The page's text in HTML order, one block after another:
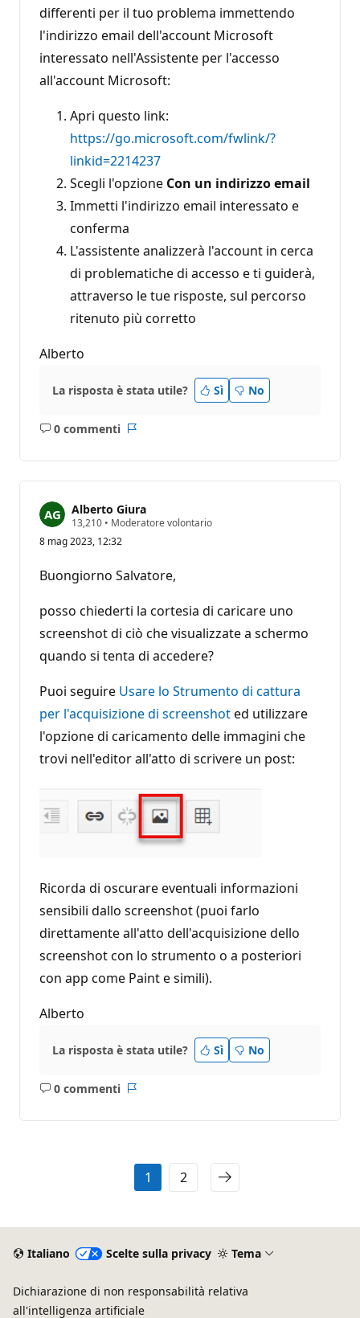
differenti per il tuo problema immettendo
l'indirizzo email dell'account Microsoft
interessato nell'Assistente per l'accesso
all'account Microsoft:
Apri questo link:
https://go.microsoft.com/fwlink/?
linkid=2214237
Scegli l'opzione Con un indirizzo email
Immetti l'indirizzo email interessato e
conferma
L'assistente analizzerà l'account in cerca
di problematiche di accesso e ti guiderà,
attraverso le tue risposte, sul percorso
ritenuto più corretto
Alberto
La risposta è stata utile? Sì No
0 commenti
Nessun
Alberto Giura
13,210 P
n
d
r
e
p
u
t
i
n
• Moderatore volontario
8 mag 2023, 12:32
Buongiorno Salvatore,
posso chiederti la cortesia di caricare uno
screenshot di ciò che visualizzate a schermo
quando si tenta di accedere?
Puoi seguire Usare lo Strumento di cattura
per l'acquisizione di screenshoted utilizzare
l'opzione di caricamento delle immagini che
trovi nell'editor all'atto di scrivere un post:
Ricorda di oscurare eventuali informazioni
sensibili dallo screenshot (puoi farlo
direttamente all'atto dell'acquisizione dello
screenshot con lo strumento o a posteriori
con app come Paint e simili).
Alberto
La risposta è stata utile? Sì No
0 commenti
Nessun
1 2
Italiano Scelte sulla privacy Tema
Dichiarazione di non responsabilità relativa
all'intelligenza artificiale